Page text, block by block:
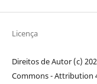
Licença
Direitos de Autor (c)
Commons - Attribution